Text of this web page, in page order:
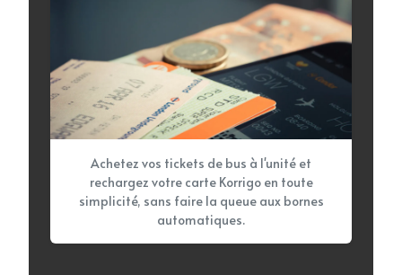
Achetez vos tickets de bus à l'unité et
rechargez votre carte Korrigo en toute
simplicité, sans faire la queue aux bornes
automatiques.